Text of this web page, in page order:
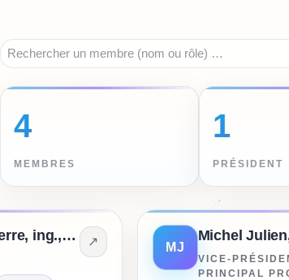
4
MEMBRES
1
PRÉSIDENT
Samuel Pierre, ing., Ph.D. ↗ MJ
Michel
VICE-
PRINCIPAL